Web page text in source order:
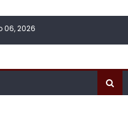
06, 2026